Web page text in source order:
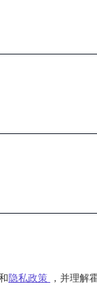
隐私政策 ，并理解